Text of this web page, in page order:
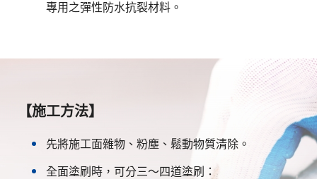
專用之彈性防水抗裂材料。
【施工方法】
先將施工面雜物、粉塵、鬆動物質清除。
全面塗刷時，可分三～四道塗刷：